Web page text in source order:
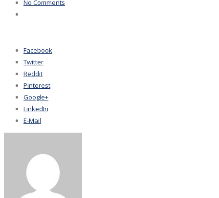
No Comments
Facebook
Twitter
Reddit
Pinterest
Google+
LinkedIn
E-Mail